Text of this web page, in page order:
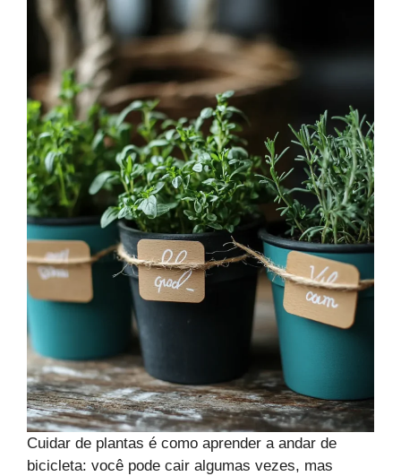
Cuidar de plantas é como aprender a andar de
bicicleta: você pode cair algumas vezes, mas